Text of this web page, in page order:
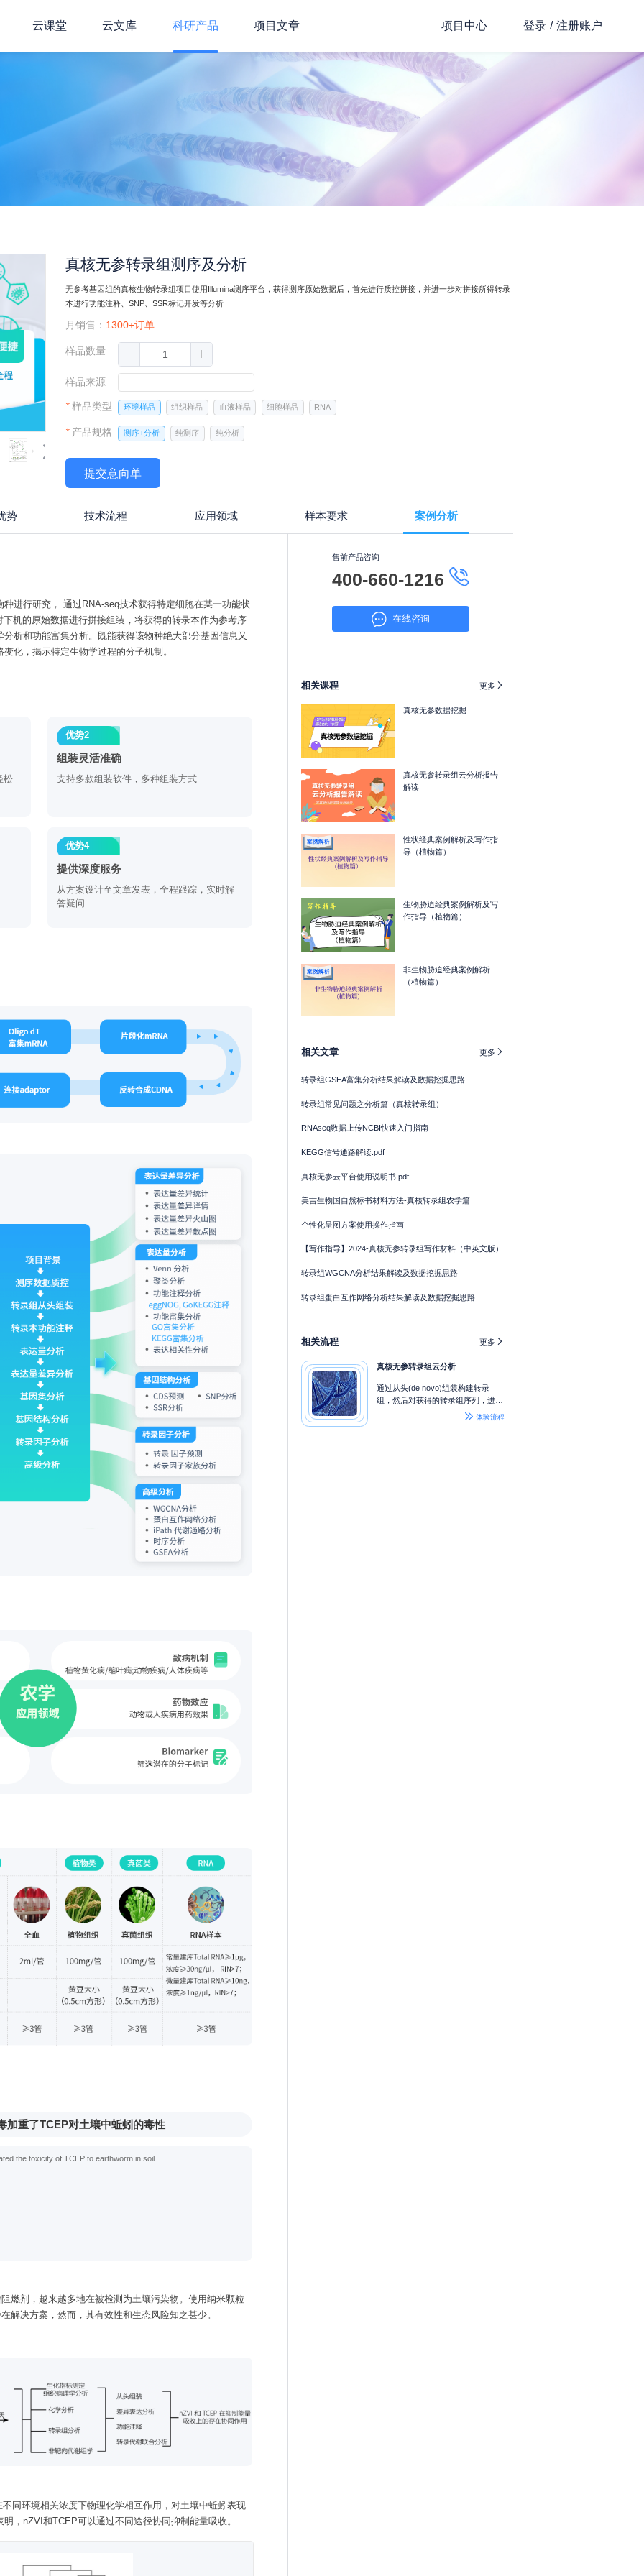
云课堂 云文库 科研产品 项目文章 项目中心 登录 / 注册账户
真核无参转录组测序及分析
无参考基因组的真核生物转录组项目使用Illumina测序平台，获得测序原始数据后，首先进行质控拼接，并进一步对拼接所得转录
本进行功能注释、SNP、SSR标记开发等分析
月销售： 1300+订单
样品数量
样品来源
*样品类型 环境样品 组织样品 血液样品 细胞样品 RNA
* 产品规格 测序+分析 纯测序 纯分析
提交意向单
势 技术流程 应用领域 样本要求 案例分析
进行研究， 通过RNA-seq技术获得特定细胞在某一功能状
机的原始数据进行拼接组装，将获得的转录本作为参考序
析和功能富集分析。既能获得该物种绝大部分基因信息又
化，揭示特定生物学过程的分子机制。
松
优势2
组装灵活准确
支持多款组装软件，多种组装方式
优势4
提供深度服务
从方案设计至文章发表，全程跟踪，实时解
答疑问
加重了TCEP对土壤中蚯蚓的毒性
the toxicity of TCEP to earthworm in soil
燃剂，越来越多地在被检测为土壤污染物。使用纳米颗粒
解决方案，然而，其有效性和生态风险知之甚少。
同环境相关浓度下物理化学相互作用，对土壤中蚯蚓表现
，nZVI和TCEP可以通过不同途径协同抑制能量吸收。
售前产品咨询
400-660-1216
在线咨询
相关课程 更多 
真核无参数据挖掘
真核无参转录组云分析报告
解读
性状经典案例解析及写作指
导（植物篇）
生物胁迫经典案例解析及写
作指导（植物篇）
非生物胁迫经典案例解析
（植物篇）
相关文章 更多 
转录组GSEA富集分析结果解读及数据挖掘思路
转录组常见问题之分析篇（真核转录组）
RNAseq数据上传NCBI快速入门指南
KEGG信号通路解读.pdf
真核无参云平台使用说明书.pdf
美吉生物国自然标书材料方法-真核转录组农学篇
个性化呈图方案使用操作指南
【写作指导】2024-真核无参转录组写作材料（中英文版）
转录组WGCNA分析结果解读及数据挖掘思路
转录组蛋白互作网络分析结果解读及数据挖掘思路
相关流程 更多 
真核无参转录组云分析
通过从头(de novo)组装构建转录
组，然后对获得的转录组序列，进行
功能注释、表达定量、表达差异以及
 体验流程